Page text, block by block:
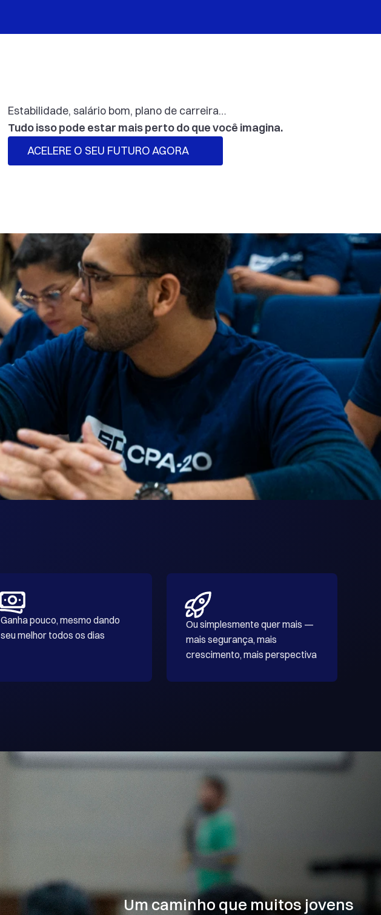
Estabilidade, salário bom, plano de carreira…
Tudo isso pode estar mais perto do que você imagina.
ACELERE O SEU FUTURO AGORA
Ganha pouco, mesmo dando
seu melhor todos os dias
Ou simplesmente quer mais —
mais segurança, mais
crescimento, mais perspectiva
Um caminho que muitos jovens